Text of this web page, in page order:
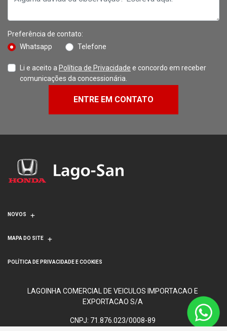
Preferência de contato:
Whatsapp
Telefone
Li e aceito a Política de Privacidade e concordo em receber
comunicações da concessionária.
ENTRE EM CONTATO
NOVOS
MAPA DO SITE
POLÍTICA DE PRIVACIDADE E COOKIES
LAGOINHA COMERCIAL DE VEICULOS IMPORTACAO E
EXPORTACAO S/A
CNPJ: 71.876.023/0008-89